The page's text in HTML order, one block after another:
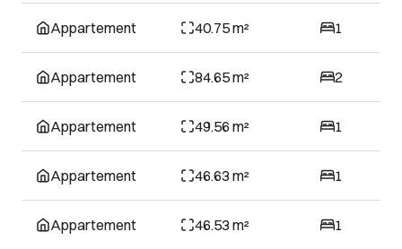
Appartement 40.75 m² 1
Appartement 84.65 m² 2
Appartement 49.56 m² 1
Appartement 46.63 m² 1
Appartement 46.53 m² 1